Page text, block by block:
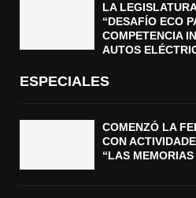
LA
“DESAFÍO ECO
COMPETENCIA
AUTOS
ESPECIALES
COMENZÓ LA
CON
“LAS